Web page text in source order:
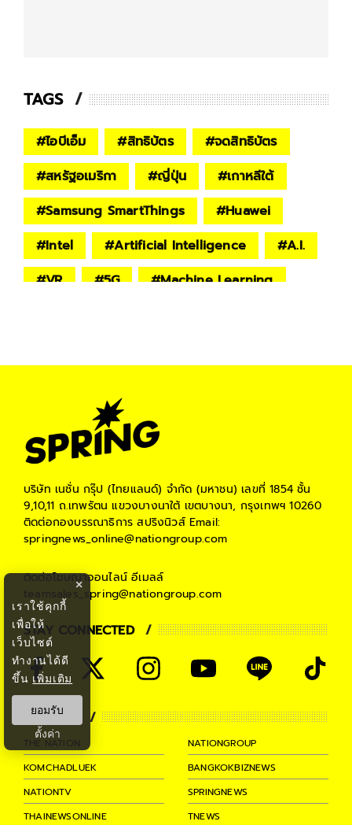
TAGS
#ไอบีเอ็ม #สิทธิบัตร #จดสิทธิบัตร
#สหรัฐอเมริกา #ญี่ปุ่น #เกาหลีใต้
#Samsung SmartThings #Huawei
#Intel #Artificial Intelligence #A.I.
#VR #5G #Machine Learning
Digital Life #spring-life
#เศรษฐกิจนวัตกรรม
#เทคโนโลยีสมัยใหม่ #IBM
บริษัท เนชั่น กรุ๊ป (ไทยแลนด์) จำกัด (มหาชน) เลขที่ 1854 ชั้น
9,10,11 ถ.เทพรัตน แขวงบางนาใต้ เขตบางนา, กรุงเทพฯ 10260
ติดต่อกองบรรณาธิการ สปริงนิวส์Email:
springnews_online@nationgroup.com
ติดต่อโฆษณาออนไลน์ อีเมลล์
teamsales_spring@nationgroup.com
STAY CONNECTED
PARTNER
THE NATION
NATIONGROUP
KOMCHADLUEK
BANGKOKBIZNEWS
NATIONTV
SPRINGNEWS
THAINEWSONLINE
TNEWS
×
เราใช้คุกกี้
เพื่อให้
เว็บไซต์
ทำงานได้ดี
ขึ้น เพิ่มเติม
ยอมรับ
ตั้งค่า